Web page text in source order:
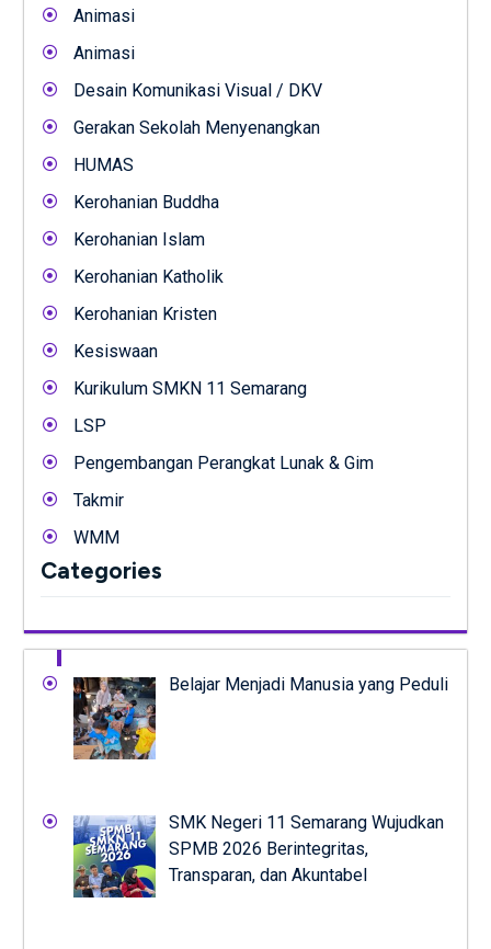
Animasi
Animasi
Desain Komunikasi Visual / DKV
Gerakan Sekolah Menyenangkan
HUMAS
Kerohanian Buddha
Kerohanian Islam
Kerohanian Katholik
Kerohanian Kristen
Kesiswaan
Kurikulum SMKN 11 Semarang
LSP
Pengembangan Perangkat Lunak & Gim
Takmir
WMM
Categories
Belajar Menjadi Manusia yang Peduli
SMK Negeri 11 Semarang Wujudkan
SPMB 2026 Berintegritas,
Transparan, dan Akuntabel